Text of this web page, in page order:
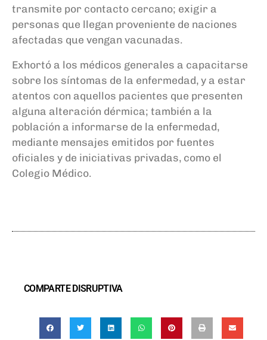
transmite por contacto cercano; exigir a
personas que llegan proveniente de naciones
afectadas que vengan vacunadas.
Exhortó a los médicos generales a capacitarse
sobre los síntomas de la enfermedad, y a estar
atentos con aquellos pacientes que presenten
alguna alteración dérmica; también a la
población a informarse de la enfermedad,
mediante mensajes emitidos por fuentes
oficiales y de iniciativas privadas, como el
Colegio Médico.
COMPARTE DISRUPTIVA